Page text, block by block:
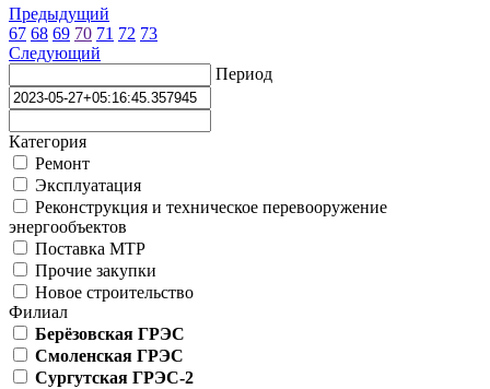
Предыдущий
67 68 69 70 71 72 73
Следующий
Период
Категория
Ремонт
Эксплуатация
Реконструкция и техническое перевооружение
энергообъектов
Поставка МТР
Прочие закупки
Новое строительство
Филиал
Берёзовская ГРЭС
Смоленская ГРЭС
Сургутская ГРЭС-2